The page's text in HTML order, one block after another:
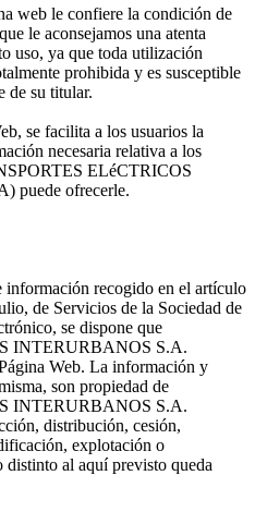
web le confiere la condición de
le aconsejamos una atenta
uso, ya que toda utilización
prohibida y es susceptible
de su titular.
se facilita a los usuarios la
necesaria relativa a los
ELéCTRICOS
puede ofrecerle.
recogido en el artículo
de Servicios de la Sociedad de
se dispone que
INTERURBANOS S.A.
Web. La información y
son propiedad de
INTERURBANOS S.A.
distribución, cesión,
explotación o
al aquí previsto queda